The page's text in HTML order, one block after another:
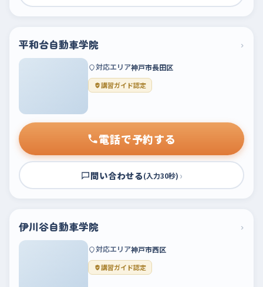
平和台自動車学院 ›
対応エリア神戸市長田区
講習ガイド認定
電話で予約する
問い合わせる(入力30秒) ›
伊川谷自動車学院 ›
対応エリア神戸市西区
講習ガイド認定